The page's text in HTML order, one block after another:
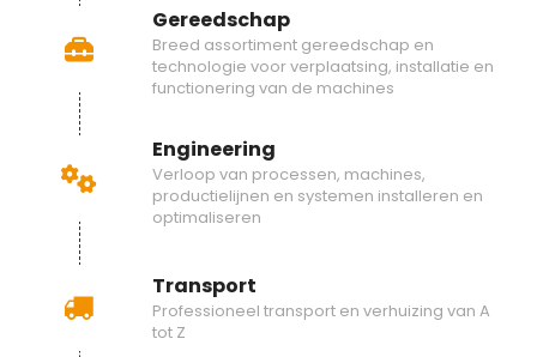
Gereedschap
Breed assortiment gereedschap en
technologie voor verplaatsing, installatie en
functionering van de machines
Engineering
Verloop van processen, machines,
productielijnen en systemen installeren en
optimaliseren
Transport
Professioneel transport en verhuizing van A
tot Z